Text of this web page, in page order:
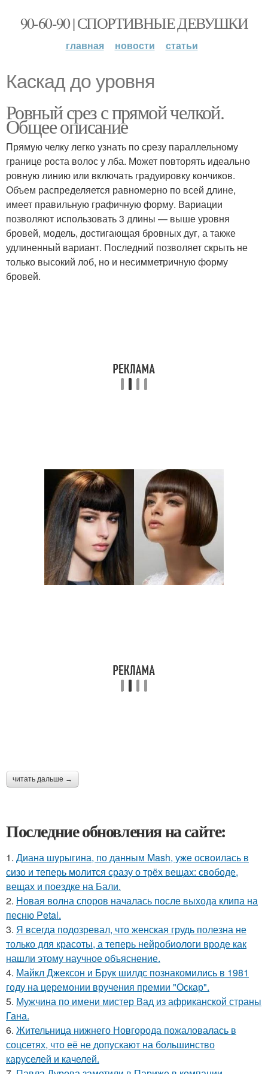
90-60-90 | СПОРТИВНЫЕ ДЕВУШКИ
главная новости статьи
Каскад до уровня
Ровный срез с прямой челкой.
Общее описание
Прямую челку легко узнать по срезу параллельному
границе роста волос у лба. Может повторять идеально
ровную линию или включать градуировку кончиков.
Объем распределяется равномерно по всей длине,
имеет правильную графичную форму. Вариации
позволяют использовать 3 длины — выше уровня
бровей, модель, достигающая бровных дуг, а также
удлиненный вариант. Последний позволяет скрыть не
только высокий лоб, но и несимметричную форму
бровей.
читать дальше →
Последние обновления на сайте:
1. Диана шурыгина, по данным Mash, уже освоилась в
сизо и теперь молится сразу о трёх вещах: свободе,
вещах и поездке на Бали.
2. Новая волна споров началась после выхода клипа на
песню Petal.
3. Я всегда подозревал, что женская грудь полезна не
только для красоты, а теперь нейробиологи вроде как
нашли этому научное объяснение.
4. Майкл Джексон и Брук шилдс познакомились в 1981
году на церемонии вручения премии "Оскар".
5. Мужчина по имени мистер Вад из африканской страны
Гана.
6. Жительница нижнего Новгорода пожаловалась в
соцсетях, что её не допускают на большинство
каруселей и качелей.